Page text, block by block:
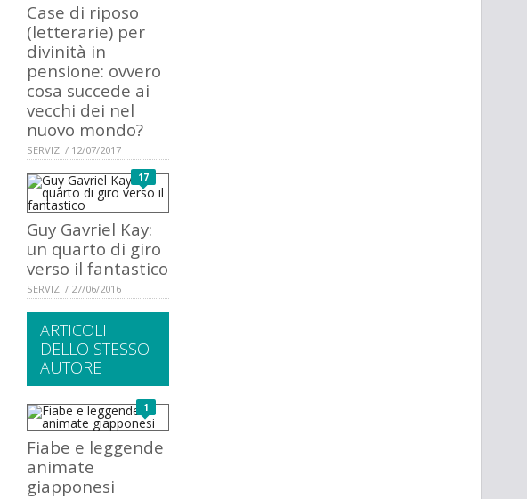
Case di riposo
(letterarie) per
divinità in
pensione: ovvero
cosa succede ai
vecchi dei nel
nuovo mondo?
SERVIZI / 12/07/2017
17
Guy Gavriel Kay:
un quarto di giro
verso il fantastico
SERVIZI / 27/06/2016
ARTICOLI
DELLO STESSO
AUTORE
1
Fiabe e leggende
animate
giapponesi